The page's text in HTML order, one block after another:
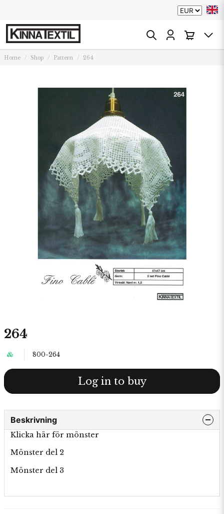
Home Shop Pattern 264
264
800-264
Log in to buy
Beskrivning
Klicka här för mönster
Mönster del 2
Mönster del 3